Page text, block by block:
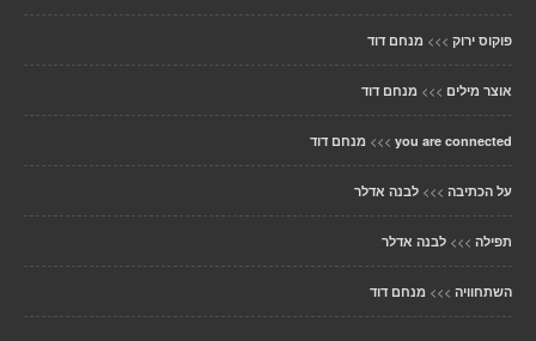
פוקוס ירוק >>> מנחם דוד
אוצר מילים >>> מנחם דוד
you are connected
>>> מנחם דוד
על הכתיבה >>> לבנה אדלר
תפילה >>> לבנה אדלר
השתחוויה >>> מנחם דוד